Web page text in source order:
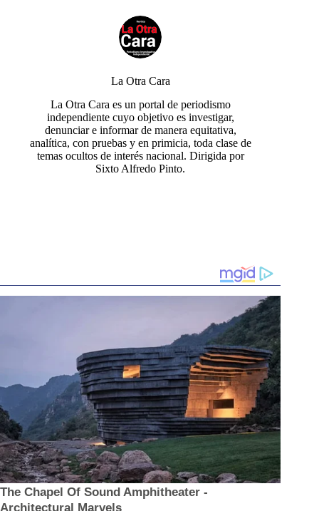
La Otra Cara
La Otra Cara es un portal de periodismo
independiente cuyo objetivo es investigar,
denunciar e informar de manera equitativa,
analítica, con pruebas y en primicia, toda clase de
temas ocultos de interés nacional. Dirigida por
Sixto Alfredo Pinto.